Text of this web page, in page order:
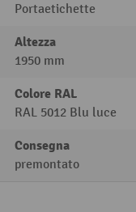
Portaetichette
Altezza
1950 mm
Colore RAL
RAL 5012 Blu luce
Consegna
premontato